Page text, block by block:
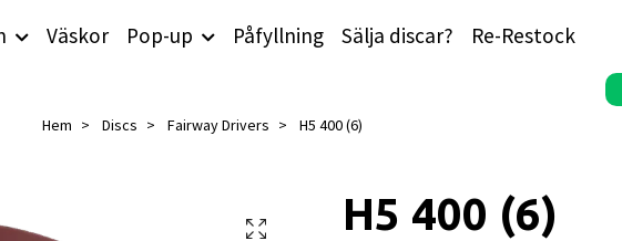
Väskor Pop-up Påfyllning Sälja discar? Re-Restock
Hem Discs Fairway Drivers H5 400 (6)
H5 400 (6)